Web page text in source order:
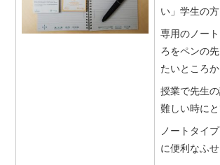
い」学生の
専用のノー
ろをペンの
たいところ
授業で先生
難しい時にと
ノートタイ
に便利なふ